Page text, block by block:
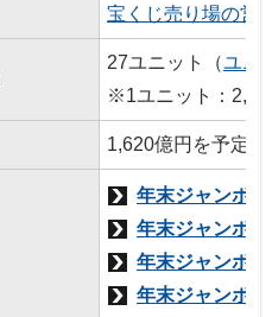
宝くじ売り場の営
27ユニット（ユニ
※1ユニット：
1,620億円を予定→
年末ジャンボ
年末ジャンボ
年末ジャンボ
年末ジャンボ